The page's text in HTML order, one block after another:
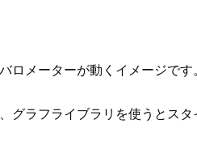
メーターが動くイメージです。
ラフライブラリを使うとス